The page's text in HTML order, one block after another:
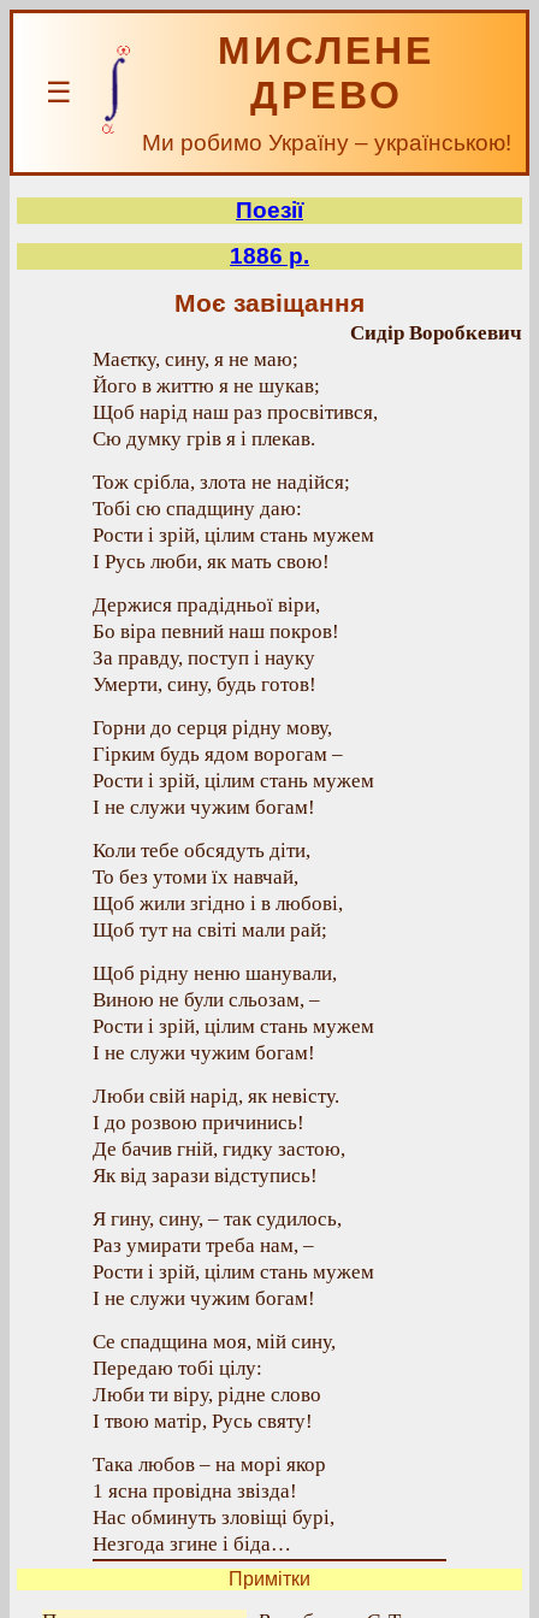
☰
МИСЛЕНЕ
ДРЕВО
Ми робимо Україну – українською!
Поезії
1886 р.
Моє завіщання
Сидір Воробкевич
Маєтку, сину, я не маю;
Його в життю я не шукав;
Щоб нарід наш раз просвітився,
Сю думку грів я і плекав.
Тож срібла, злота не надійся;
Тобі сю спадщину даю:
Рости і зрій, цілим стань мужем
І Русь люби, як мать свою!
Держися прадідньої віри,
Бо віра певний наш покров!
За правду, поступ і науку
Умерти, сину, будь готов!
Горни до серця рідну мову,
Гірким будь ядом ворогам –
Рости і зрій, цілим стань мужем
І не служи чужим богам!
Коли тебе обсядуть діти,
То без утоми їх навчай,
Щоб жили згідно і в любові,
Щоб тут на світі мали рай;
Щоб рідну неню шанували,
Виною не були сльозам, –
Рости і зрій, цілим стань мужем
І не служи чужим богам!
Люби свій нарід, як невісту.
І до розвою причинись!
Де бачив гній, гидку застою,
Як від зарази відступись!
Я гину, сину, – так судилось,
Раз умирати треба нам, –
Рости і зрій, цілим стань мужем
І не служи чужим богам!
Се спадщина моя, мій сину,
Передаю тобі цілу:
Люби ти віру, рідне слово
І твою матір, Русь святу!
Така любов – на морі якор
1 ясна провідна звізда!
Нас обминуть зловіщі бурі,
Незгода згине і біда…
Примітки